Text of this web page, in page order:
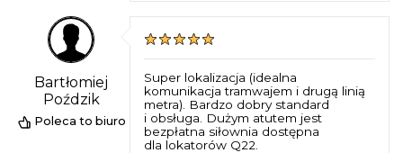
Bartłomiej
Poździk
Poleca to biuro
Super lokalizacja (idealna
komunikacja tramwajem i drugą linią
metra). Bardzo dobry standard
i obsługa. Dużym atutem jest
bezpłatna siłownia dostępna
dla lokatorów Q22.